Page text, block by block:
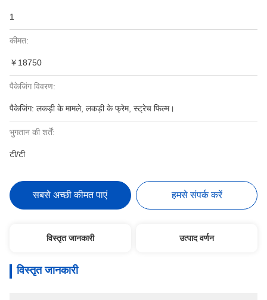
1
कीमत:
￥18750
पैकेजिंग विवरण:
पैकेजिंग: लकड़ी के मामले, लकड़ी के फ्रेम, स्ट्रेच फिल्म।
भुगतान की शर्तें:
टी/टी
सबसे अच्छी कीमत पाएं हमसे संपर्क करें
विस्तृत जानकारी उत्पाद वर्णन
विस्तृत जानकारी